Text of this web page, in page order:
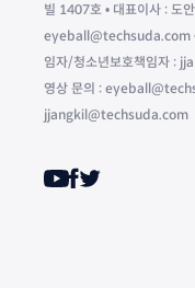
빌 1407호 • 대표이사 : 도
eyeball@techsuda.com
임자/청소년보호책임자 :
영상 문의 :
jjangkil@techsuda.com